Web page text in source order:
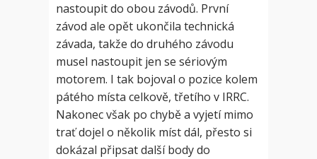
nastoupit do obou závodů. První
závod ale opět ukončila technická
závada, takže do druhého závodu
musel nastoupit jen se sériovým
motorem. I tak bojoval o pozice kolem
pátého místa celkově, třetího v IRRC.
Nakonec však po chybě a vyjetí mimo
trať dojel o několik míst dál, přesto si
dokázal připsat další body do